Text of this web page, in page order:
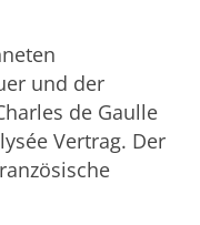
und der
de Gaulle
Vertrag. Der